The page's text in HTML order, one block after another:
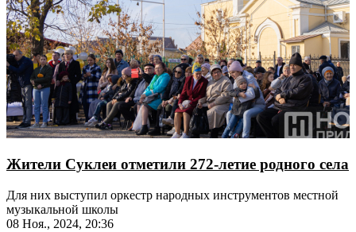
Жители Суклеи отметили 272-летие родного села
Для них выступил оркестр народных инструментов местной
музыкальной школы
08 Ноя., 2024, 20:36